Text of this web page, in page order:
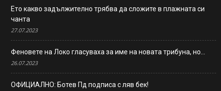
Ето какво задължително трябва да сложите в плажната си
чанта
27.07.2023
Феновете на Локо гласуваха за име на новата трибуна, но…
26.07.2023
ОФИЦИАЛНО: Ботев Пд подписа с ляв бек!